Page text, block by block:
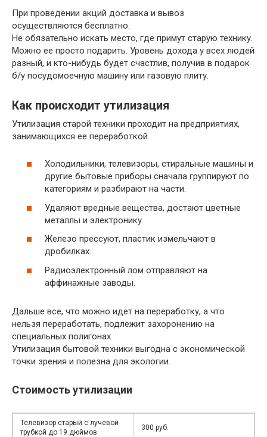
При проведении акций доставка и вывоз
осуществляются бесплатно.
Не обязательно искать место, где примут старую технику.
Можно ее просто подарить. Уровень дохода у всех людей
разный, и кто-нибудь будет счастлив, получив в подарок
б/у посудомоечную машину или газовую плиту.
Как происходит утилизация
Утилизация старой техники проходит на предприятиях,
занимающихся ее переработкой.
Холодильники, телевизоры, стиральные машины и
другие бытовые приборы сначала группируют по
категориям и разбирают на части.
Удаляют вредные вещества, достают цветные
металлы и электронику.
Железо прессуют, пластик измельчают в
дробилках.
Радиоэлектронный лом отправляют на
аффинажные заводы.
Дальше все, что можно идет на переработку, а что
нельзя переработать, подлежит захоронению на
специальных полигонах
Утилизация бытовой техники выгодна с экономической
точки зрения и полезна для экологии.
Стоимость утилизации
Телевизор старый с лучевой
трубкой до 19 дюймов
300 руб.